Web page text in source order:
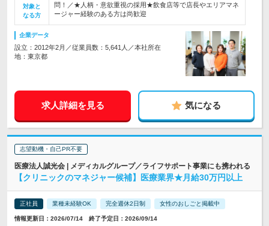
対象と
なる方
問！／★人柄・意欲重視の採用★飲食店等で店長やエリアマネ
ージャー経験のある方は尚歓迎
企業データ
設立：2012年2月／従業員数：5,641人／本社所在
地：東京都
求人詳細を見る 気になる
志望動機・自己PR不要
医療法人誠光会 | メディカルグループ／ライフサポート事業にも携われる
【クリニックのマネジャー候補】医療業界★月給30万円以上
正社員 業種未経験OK 完全週休2日制 女性のおしごと掲載中
情報更新日：2026/07/14 終了予定日：2026/09/14